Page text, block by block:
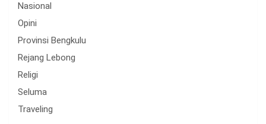
Nasional
Opini
Provinsi Bengkulu
Rejang Lebong
Religi
Seluma
Traveling